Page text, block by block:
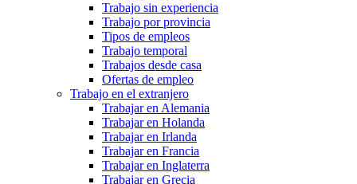
Trabajo sin experiencia
Trabajo por provincia
Tipos de empleos
Trabajo temporal
Trabajos desde casa
Ofertas de empleo
Trabajo en el extranjero
Trabajar en Alemania
Trabajar en Holanda
Trabajar en Irlanda
Trabajar en Francia
Trabajar en Inglaterra
Trabajar en Grecia